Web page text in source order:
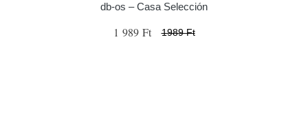
db-os – Casa Selección
1 989 Ft 1989 Ft